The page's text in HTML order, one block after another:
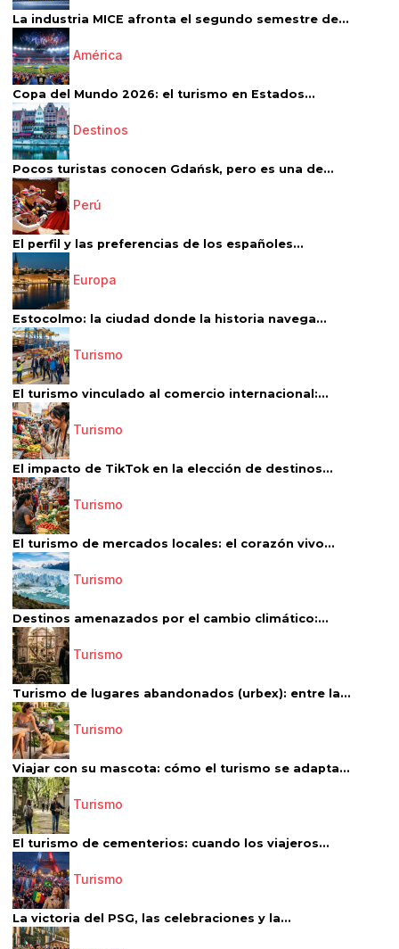
La industria MICE afronta el segundo semestre de...
América
Copa del Mundo 2026: el turismo en Estados...
Destinos
Pocos turistas conocen Gdańsk, pero es una de...
Perú
El perfil y las preferencias de los españoles...
Europa
Estocolmo: la ciudad donde la historia navega...
Turismo
El turismo vinculado al comercio internacional:...
Turismo
El impacto de TikTok en la elección de destinos...
Turismo
El turismo de mercados locales: el corazón vivo...
Turismo
Destinos amenazados por el cambio climático:...
Turismo
Turismo de lugares abandonados (urbex): entre la...
Turismo
Viajar con su mascota: cómo el turismo se adapta...
Turismo
El turismo de cementerios: cuando los viajeros...
Turismo
La victoria del PSG, las celebraciones y la...